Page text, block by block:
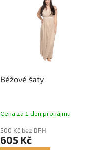
Béžové šaty
Cena za 1 den pronájmu
500 Kč bez DPH
605 Kč